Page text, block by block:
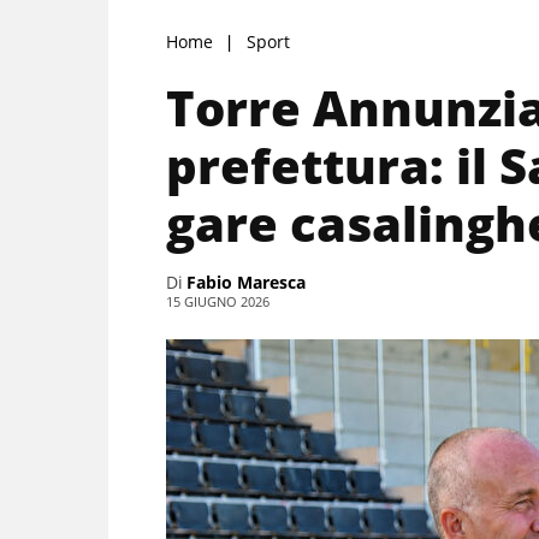
Home Sport
Torre
prefettura: il
gare
Di Fabio Maresca
15 GIUGNO 2026